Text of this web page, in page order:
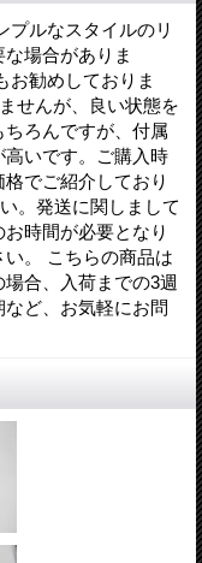
プルなスタイルのリ
場合がありま
お勧めしておりま
せんが、良い状態を
ろんですが、付属
いです。ご購入時
でご紹介しており
。発送に関しまして
時間が必要となり
。 こちらの商品は
合、入荷までの3週
ど、お気軽にお問